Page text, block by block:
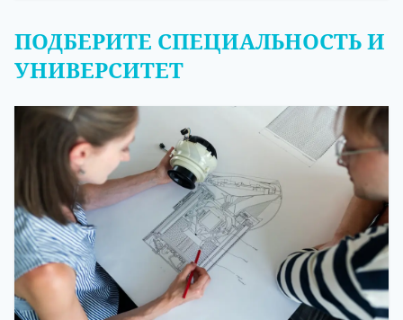
ПОДБЕРИТЕ СПЕЦИАЛЬНОСТЬ И
УНИВЕРСИТЕТ